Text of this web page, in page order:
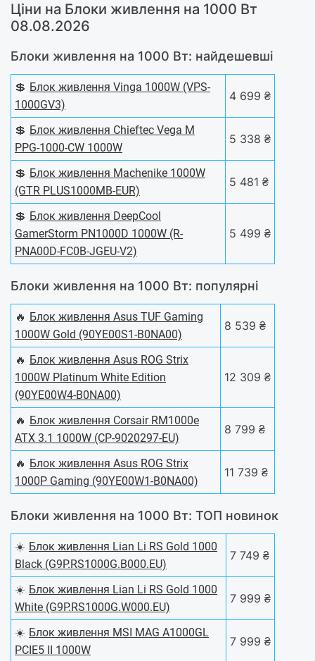
Ціни на Блоки живлення на 1000 Вт
08.08.2026
Блоки живлення на 1000 Вт: найдешевші
💲 Блок живлення Vinga 1000W (VPS-
1000GV3)
4 699 ₴
💲 Блок живлення Chieftec Vega M
PPG-1000-CW 1000W
5 338 ₴
💲 Блок живлення Machenike 1000W
(GTR PLUS1000MB-EUR)
5 481 ₴
💲 Блок живлення DeepCool
GamerStorm PN1000D 1000W (R-
PNA00D-FC0B-JGEU-V2)
5 499 ₴
Блоки живлення на 1000 Вт: популярні
🔥 Блок живлення Asus TUF Gaming
1000W Gold (90YE00S1-B0NA00)
8 539 ₴
🔥 Блок живлення Asus ROG Strix
1000W Platinum White Edition
(90YE00W4-B0NA00)
12 309 ₴
🔥 Блок живлення Corsair RM1000e
ATX 3.1 1000W (CP-9020297-EU)
8 799 ₴
🔥 Блок живлення Asus ROG Strix
1000P Gaming (90YE00W1-B0NA00)
11 739 ₴
Блоки живлення на 1000 Вт: ТОП новинок
☀️ Блок живлення Lian Li RS Gold 1000
Black (G9P.RS1000G.B000.EU)
7 749 ₴
☀️ Блок живлення Lian Li RS Gold 1000
White (G9P.RS1000G.W000.EU)
7 999 ₴
☀️ Блок живлення MSI MAG A1000GL
PCIE5 II 1000W
7 999 ₴